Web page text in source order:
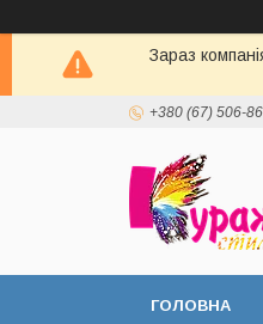
Зараз
+380 (67) 506-
ГОЛОВНА